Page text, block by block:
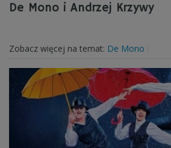
De Mono i Andrzej Krzywy
Zobacz więcej na temat: De Mono